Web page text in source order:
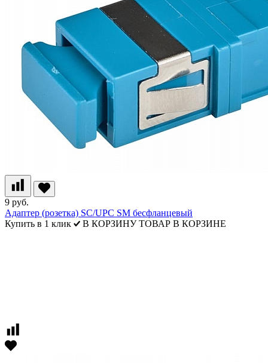
9 руб.
Адаптер (розетка) SC/UPC SM бесфланцевый
Купить в 1 клик
В КОРЗИНУ ТОВАР В КОРЗИНЕ